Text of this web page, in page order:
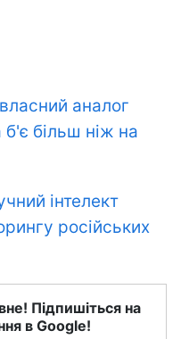
аналог
більш ніж на
інтелект
російських
Підпишіться на
в Google!